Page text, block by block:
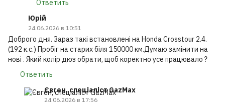
Ответить
Юрій
24.06.2026 в 10:51
Доброго дня. Зараз такі встановлені на Honda Crosstour 2.4.
(192 к.с.) Пробіг на старих біля 150000 км.Думаю замінити на
нові . Який колір дюз обрати, щоб коректно усе працювало ?
Ответить
Євген, спеціаліст GazMax
24.06.2026 в 17:56